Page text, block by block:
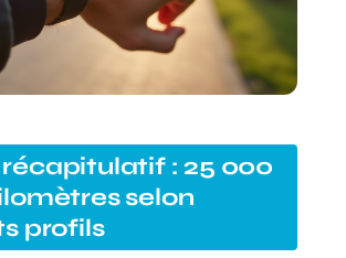
: 25 000
selon
profils